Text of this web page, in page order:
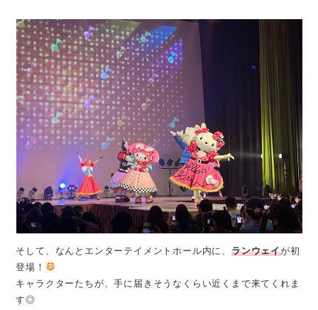
そして、なんとエンターテイメントホール内に、 ランウェイが初
登場！
キャラクターたちが、手に届きそうなくらい近くまで来てくれま
す◎